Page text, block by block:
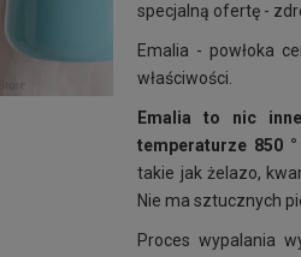
specjalną ofertę -
Emalia - powłoka
właściwości.
Emalia to nic
temperaturze 850
takie jak żelazo,
Nie ma sztucznych
Proces wypalania